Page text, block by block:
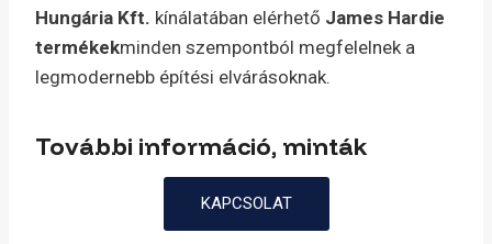
Hungária Kft. kínálatában elérhető James Hardie
termékekminden szempontból megfelelnek a
legmodernebb építési elvárásoknak.
További információ, minták
KAPCSOLAT